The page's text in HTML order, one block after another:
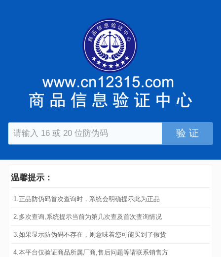
验 证
温馨提示：
1.正品防伪码首次查询时，系统会明确提示此为正品
2.多次查询,系统提示当前为第几次查及首次查询情况
3.如果显示防伪码不存在，则意味着您可能买到了假货
4.本平台仅验证商品所属厂商,售后问题等请联系销售方